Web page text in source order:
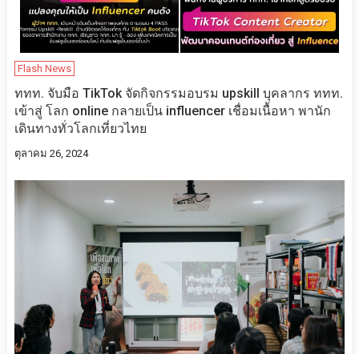
Flash News
ททท. จับมือ TikTok จัดกิจกรรมอบรม upskill บุคลากร ททท.
เข้าสู่ โลก online กลายเป็น influencer เชื่อมเนื้อหา พานัก
เดินทางทั่วโลกเที่ยวไทย
ตุลาคม 26, 2024